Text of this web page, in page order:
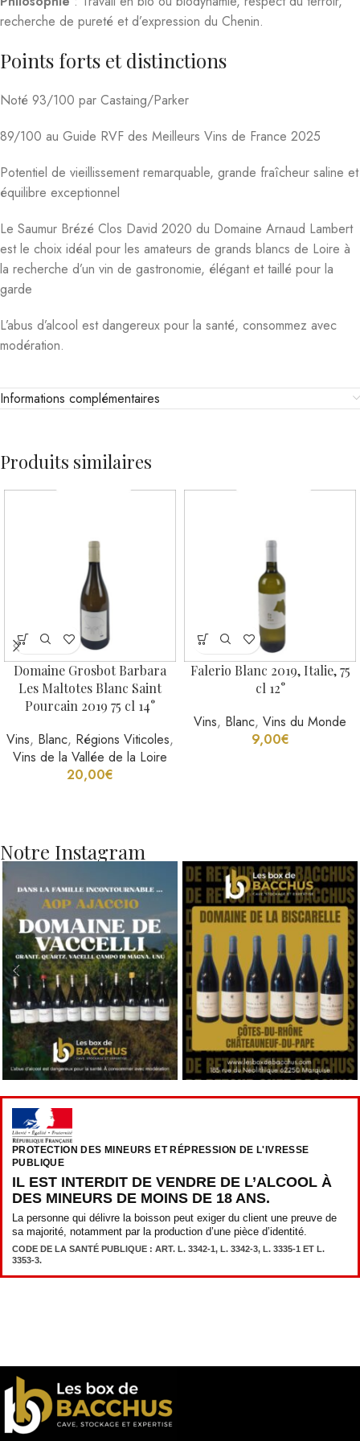
recherche de pureté et d’expression du Chenin.
Points forts et distinctions
Noté 93/100 par Castaing/Parker
89/100 au Guide RVF des Meilleurs Vins de France 2025
Potentiel de vieillissement remarquable, grande fraîcheur saline et
équilibre exceptionnel
Le Saumur Brézé Clos David 2020 du Domaine Arnaud Lambert
est le choix idéal pour les amateurs de grands blancs de Loire à
la recherche d’un vin de gastronomie, élégant et taillé pour la
garde
L’abus d’alcool est dangereux pour la santé, consommez avec
modération.
Informations complémentaires
Produits similaires
Domaine Grosbot Barbara
Les Maltotes Blanc Saint
Pourcain 2019 75 cl 14°
Vins, Blanc, Régions Viticoles,
Vins de la Vallée de la Loire
20,00€
Falerio Blanc 2019, Italie, 75
cl 12°
Vins, Blanc, Vins du Monde
9,00€
Notre Instagram
PROTECTION DES MINEURS ET RÉPRESSION DE L'IVRESSE
PUBLIQUE
IL EST INTERDIT DE VENDRE DE L’ALCOOL À
DES MINEURS DE MOINS DE 18 ANS.
La personne qui délivre la boisson peut exiger du client une preuve de
sa majorité, notamment par la production d’une pièce d’identité.
CODE DE LA SANTÉ PUBLIQUE : ART. L. 3342-1, L. 3342-3, L. 3335-1 ET L.
3353-3.